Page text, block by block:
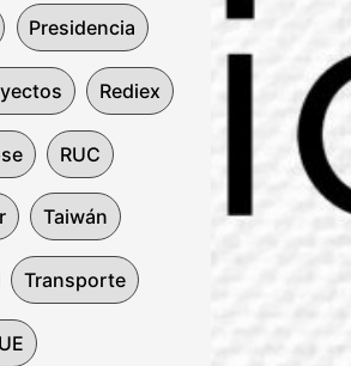
Presidencia
Rediex
RUC
Taiwán
Transporte